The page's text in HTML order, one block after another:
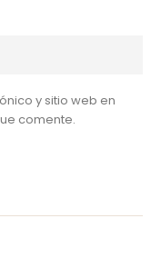
y sitio web en
comente.